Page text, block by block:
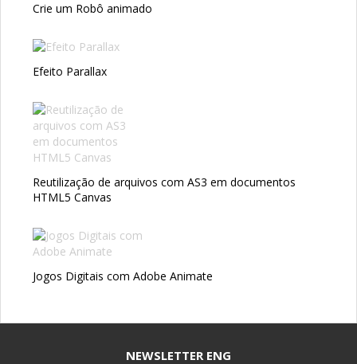
Crie um Robô animado
Efeito Parallax
Reutilização de arquivos com AS3 em documentos
HTML5 Canvas
Jogos Digitais com Adobe Animate
NEWSLETTER ENG